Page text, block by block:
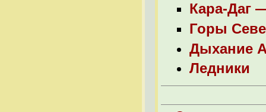
Кара-Даг
Горы
Дыхание
Ледники